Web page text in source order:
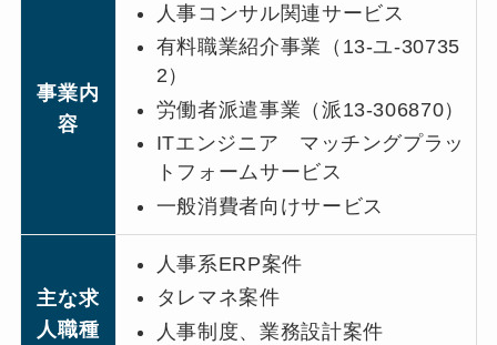
事業内
容
人事コンサル関連サービス
有料職業紹介事業（13-ユ-30735
2）
労働者派遣事業（派13-306870）
ITエンジニア マッチングプラッ
トフォームサービス
一般消費者向けサービス
主な求
人職種
人事系ERP案件
タレマネ案件
人事制度、業務設計案件